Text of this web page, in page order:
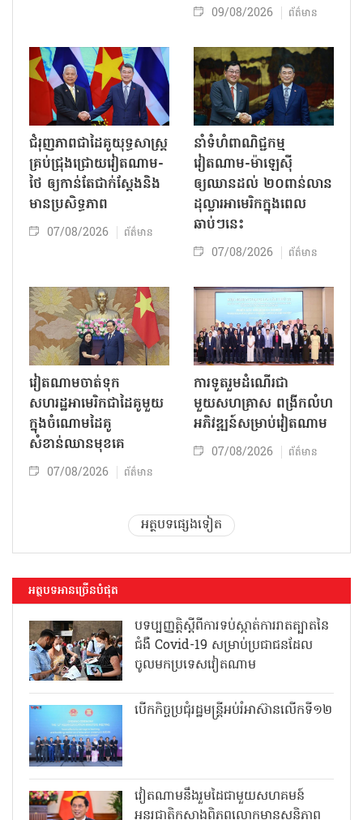
09/08/2026 ព័ត៌មាន
ជំរុញភាពជាដៃគូយុទ្ធសាស្ត្រ
គ្រប់ជ្រុងជ្រោយវៀតណាម-
ថៃ ឲ្យកាន់តែជាក់ស្ដែងនិង
មានប្រសិទ្ធភាព
07/08/2026 ព័ត៌មាន
នាំទំហំពាណិជ្ជកម្ម
វៀតណាម-ម៉ាឡេស៊ី
ឲ្យឈានដល់ ២០ពាន់លាន
ដុល្លារអាមេរិកក្នុងពេល
ឆាប់ៗនេះ
07/08/2026 ព័ត៌មាន
វៀតណាមចាត់ទុក
សហរដ្ឋអាមេរិកជាដៃគូមួយ
ក្នុងចំណោមដៃគូ
សំខាន់ឈានមុខគេ
07/08/2026 ព័ត៌មាន
ការទូតរួមដំណើរជា
មួយសហគ្រាស ពង្រីកលំហ
អភិវឌ្ឍន៍សម្រាប់វៀតណាម
07/08/2026 ព័ត៌មាន
អត្ថបទផ្សេងទៀត
អត្ថបទអានច្រើនបំផុត
បទប្បញ្ញត្តិស្តីពីការទប់ស្កាត់ការរាតត្បាតនៃ
ជំងឺ Covid-19 សម្រាប់ប្រជាជនដែល
ចូលមកប្រទេសវៀតណាម
បើកកិច្ចប្រជុំរដ្ឋមន្ត្រីអប់រំអាស៊ានលើកទី១២
វៀតណាមនឹងរួមដៃជាមួយសហគមន៍